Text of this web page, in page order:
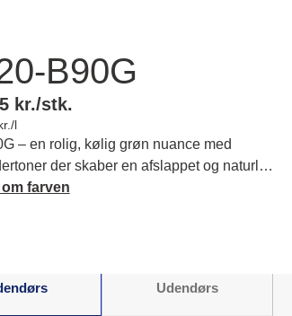
B90G
kr./stk.
l
– en rolig, kølig grøn nuance med
der skaber en afslappet og naturlig
til rum hvor du ønsker en harmonisk
farven
Udendørs